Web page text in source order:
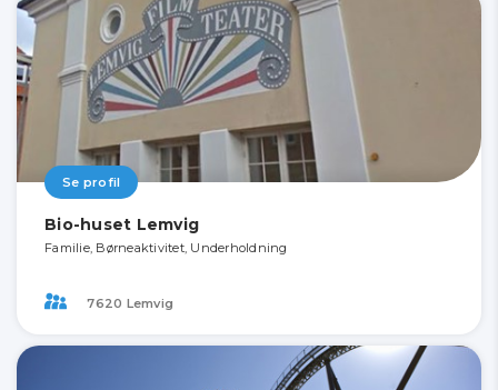
Se profil
Bio-huset Lemvig
Familie, Børneaktivitet, Underholdning
7620 Lemvig